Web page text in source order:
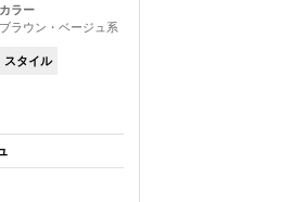
カラー
ブラウン・ベージュ系
スタイル